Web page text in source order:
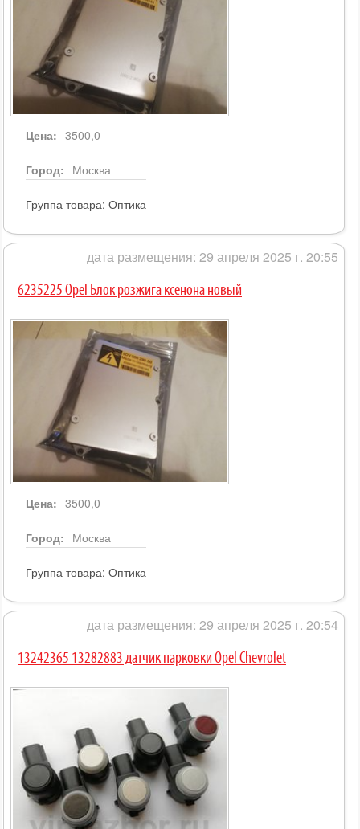
Цена: 3500,0
Город: Москва
Группа товара: Оптика
дата размещения: 29 апреля 2025 г. 20:55
6235225 Opel Блок розжига ксенона новый
Цена: 3500,0
Город: Москва
Группа товара: Оптика
дата размещения: 29 апреля 2025 г. 20:54
13242365 13282883 датчик парковки Opel Chevrolet